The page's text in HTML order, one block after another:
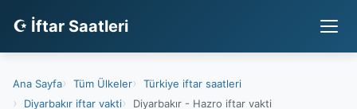
☪ İftar Saatleri
Ana Sayfa Tüm Ülkeler
Türkiye iftar saatleri
Diyarbakır iftar vakti
Diyarbakır - Hazro iftar vakti